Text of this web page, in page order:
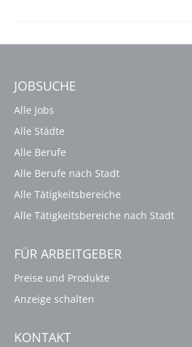
JOBSUCHE
Alle Jobs
Alle Städte
Alle Berufe
Alle Berufe nach Stadt
Alle Tätigkeitsbereiche
Alle Tätigkeitsbereiche nach Stadt
FÜR ARBEITGEBER
Preise und Produkte
Anzeige schalten
KONTAKT